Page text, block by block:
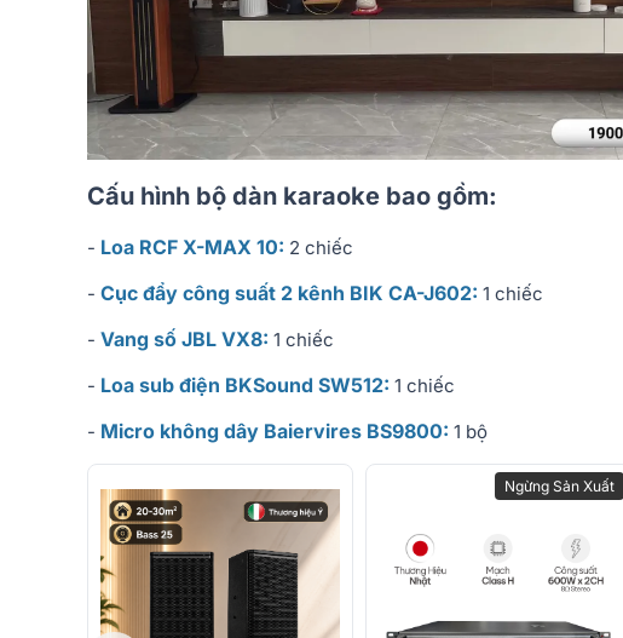
Cấu hình bộ dàn karaoke bao gồm:
- Loa RCF X-MAX 10: 2 chiếc
- Cục đẩy công suất 2 kênh BIK CA-J602: 1 chiếc
- Vang số JBL VX8: 1 chiếc
- Loa sub điện BKSound SW512: 1 chiếc
- Micro không dây Baiervires BS9800: 1 bộ
Ngừng Sản Xuất